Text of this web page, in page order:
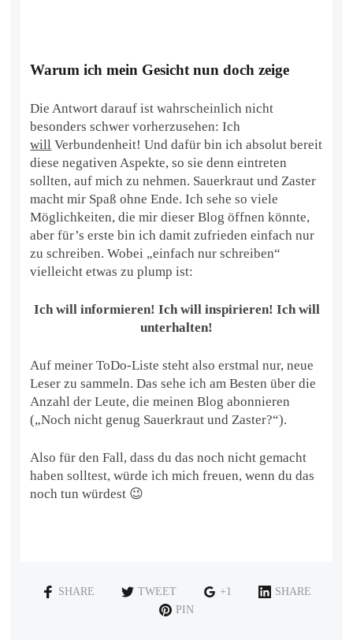
Warum ich mein Gesicht nun doch zeige
Die Antwort darauf ist wahrscheinlich nicht
besonders schwer vorherzusehen: Ich
will Verbundenheit! Und dafür bin ich absolut bereit
diese negativen Aspekte, so sie denn eintreten
sollten, auf mich zu nehmen. Sauerkraut und Zaster
macht mir Spaß ohne Ende. Ich sehe so viele
Möglichkeiten, die mir dieser Blog öffnen könnte,
aber für’s erste bin ich damit zufrieden einfach nur
zu schreiben. Wobei „einfach nur schreiben“
vielleicht etwas zu plump ist:
Ich will informieren! Ich will inspirieren! Ich will
unterhalten!
Auf meiner ToDo-Liste steht also erstmal nur, neue
Leser zu sammeln. Das sehe ich am Besten über die
Anzahl der Leute, die meinen Blog abonnieren
(„Noch nicht genug Sauerkraut und Zaster?“).
Also für den Fall, dass du das noch nicht gemacht
haben solltest, würde ich mich freuen, wenn du das
noch tun würdest 😉
SHARE TWEET +1
SHARE
PIN